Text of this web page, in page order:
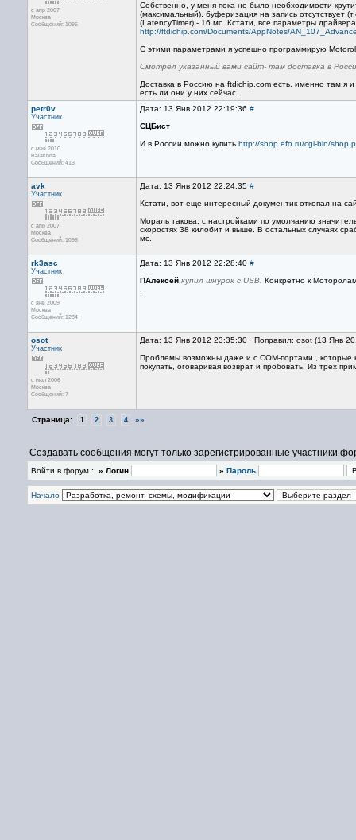
с апр 2007
Москва
Сообщений: 1096
Собственно, у меня пока не было необходимости
(максимальный), буферизация на запись отсутствует
(LatencyTimer) - 16 мс. Кстати, все параметры
http://ftdichip.com/Documents/AppNotes/
С этими параметрами я успешно программирую
Смотрел указанный вами сайт- там доставка в
Доставка в Россию на ftdichip.com есть, именно там я
есть ли они у них сейчас.
petr0v
Участник
с мая 2010
Balakhna
Сообщений: 413
Дата: 13 Янв 2012 22:19:36 #
СЦБист
И в России можно купить http://shop.efo.ru/cgi-bin/
avk
Участник
с апр 2007
Москва
Сообщений: 1096
Дата: 13 Янв 2012 22:24:35 #
Кстати, вот еще интересный документик откопал на
Мораль такова: с настройками по умолчанию
скоростях 38 килобит и выше. В остальных случаях
мс.
rk3asc
Участник
с янв 2009
Москва
Сообщений: 1284
Дата: 13 Янв 2012 22:28:40 #
ПАлексей купил шнурок с USB. Конкретно к
osot
Участник
с июл 2006
Москва
Сообщений: 7
Дата: 13 Янв 2012 23:35:30 · Поправил: osot (13 Янв
Проблемы возможны даже и с COM-портами , которые
покупать, оговаривая возврат и пробовать. Из трёх
Страница: 1 2 3 4 »»
Создавать сообщения могут только зарегистрированные участники
Войти в форум :: » Логин » Пароль
Начало